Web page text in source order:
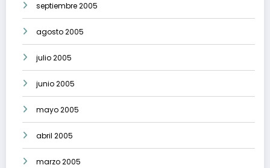
septiembre 2005
agosto 2005
julio 2005
junio 2005
mayo 2005
abril 2005
marzo 2005